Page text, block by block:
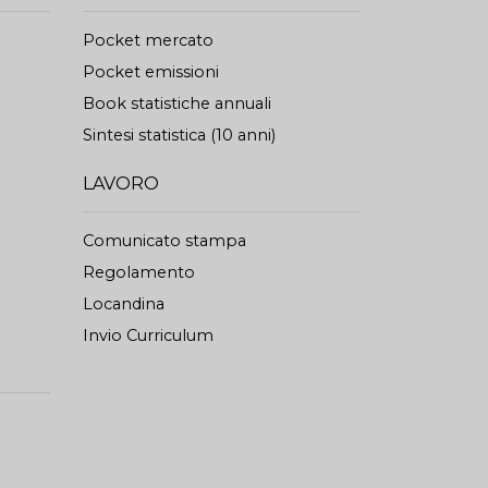
Pocket mercato
Pocket emissioni
Book statistiche annuali
Sintesi statistica (10 anni)
LAVORO
Comunicato stampa
Regolamento
Locandina
Invio Curriculum